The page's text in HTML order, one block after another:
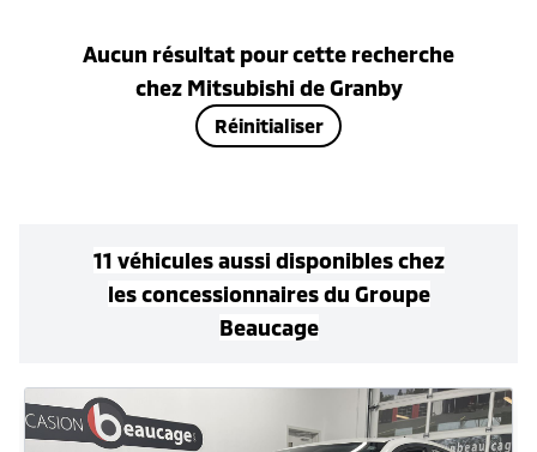
Aucun résultat pour cette recherche
chez Mitsubishi de Granby
Réinitialiser
11 véhicules aussi disponibles chez
les concessionnaires du Groupe
Beaucage